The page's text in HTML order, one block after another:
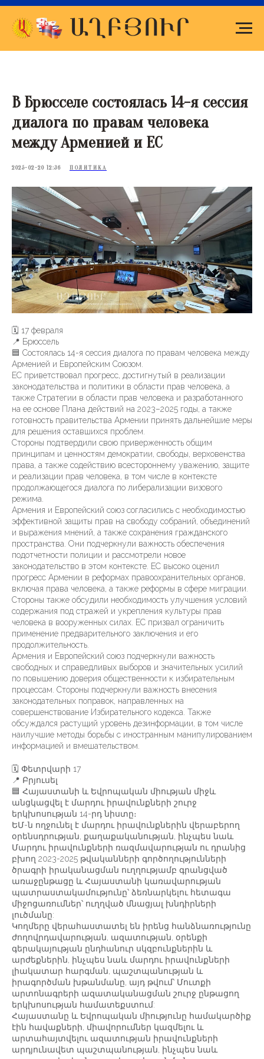
В Брюсселе состоялась 14-я сессия
диалога по правам человека
между Арменией и ЕС
2025-02-20 12:36 ПОЛИТИКА
🗓️ 17 февраля
📍 Брюссель
🟦 Состоялась 14-я сессия диалога по правам человека между
Арменией и Европейским Союзом.
ЕС приветствовал прогресс, достигнутый в реализации
законодательства и политики в области прав человека, а
также Стратегии в области прав человека и разработанного
на ее основе Плана действий на 2023–2025 годы, а также
готовность правительства Армении принять дальнейшие меры
для решения оставшихся проблем.
Стороны подтвердили свою приверженность общим
принципам и ценностям демократии, свободы, верховенства
права, а также содействию всестороннему уважению, защите
и реализации прав человека, в том числе в контексте
продолжающегося диалога по либерализации визового
режима.
Армения и Европейский союз согласились с необходимостью
эффективной защиты прав на свободу собраний, объединений
и выражения мнений, а также сохранения гражданского
пространства. Они подчеркнули важность обеспечения
подотчетности полиции и рассмотрели новое
законодательство в этом контексте. ЕС высоко оценил
прогресс Армении в реформах правоохранительных органов,
включая права человека, а также реформы в сфере миграции.
Стороны также обсудили необходимость улучшения условий
содержания под стражей и укрепления культуры прав
человека в вооруженных силах. ЕС призвал ограничить
применение предварительного заключения и его
продолжительность.
Армения и Европейский союз подчеркнули важность
свободных и справедливых выборов и значительных усилий
по повышению доверия общественности к избирательным
процессам. Стороны подчеркнули важность внесения
законодательных поправок, направленных на
совершенствование Избирательного кодекса. Также
обсуждался растущий уровень дезинформации, в том числе
наилучшие методы борьбы с иностранным манипулированием
информацией и вмешательством.
🗓️ Փետրվարի 17
📍 Բրյուսել
🟦 Հայաստանի և Եվրոպական միության միջև
անցկացվել է մարդու իրավունքների շուրջ
երկխոսության 14-րդ նիստը։
ԵՄ-ն ողջունել է մարդու իրավունքներին վերաբերող
օրենսդրության, քաղաքականության, ինչպես նաև
Մարդու իրավունքների ռազմավարության ու դրանից
բխող 2023-2025 թվականների գործողությունների
ծրագրի իրականացման ուղղությամբ գրանցված
առաջընթացը և Հայաստանի կառավարության
պատրաստակամությունը՝ ձեռնարկելու հետագա
միջոցառումներ՝ ուղղված մնացյալ խնդիրների
լուծմանը:
Կողմերը վերահաստատել են իրենց հանձնառությունը
ժողովրդավարության, ազատության, օրենքի
գերակայության ընդհանուր սկզբունքներին և
արժեքներին, ինչպես նաև մարդու իրավունքների
լիակատար հարգման, պաշտպանության և
իրագործման խթանմանը, այդ թվում՝ Մուտքի
արտոնագրերի ազատականացման շուրջ ընթացող
երկխոսության համատեքստում:
Հայաստանը և Եվրոպական միությունը համակարծիք
էին հավաքների, միավորումներ կազմելու և
արտահայտվելու ազատության իրավունքների
արդյունավետ պաշտպանության, ինչպես նաև